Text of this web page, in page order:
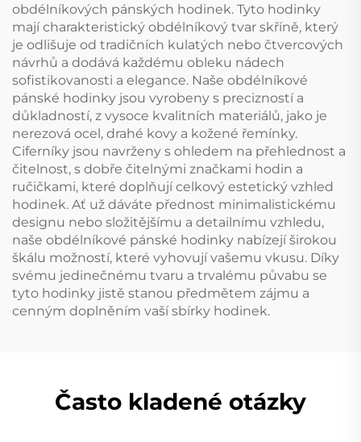
obdélníkových pánských hodinek. Tyto hodinky
mají charakteristický obdélníkový tvar skříně, který
je odlišuje od tradičních kulatých nebo čtvercových
návrhů a dodává každému obleku nádech
sofistikovanosti a elegance. Naše obdélníkové
pánské hodinky jsou vyrobeny s precizností a
důkladností, z vysoce kvalitních materiálů, jako je
nerezová ocel, drahé kovy a kožené řemínky.
Ciferníky jsou navrženy s ohledem na přehlednost a
čitelnost, s dobře čitelnými značkami hodin a
ručičkami, které doplňují celkový estetický vzhled
hodinek. Ať už dáváte přednost minimalistickému
designu nebo složitějšímu a detailnímu vzhledu,
naše obdélníkové pánské hodinky nabízejí širokou
škálu možností, které vyhovují vašemu vkusu. Díky
svému jedinečnému tvaru a trvalému půvabu se
tyto hodinky jistě stanou předmětem zájmu a
cenným doplněním vaší sbírky hodinek.
Často kladené otázky